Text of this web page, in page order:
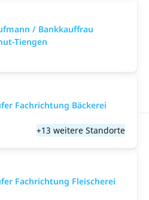
/ Bankkauffrau
Tiengen
Fachrichtung Bäckerei
+13 weitere Standorte
Fachrichtung Fleischerei